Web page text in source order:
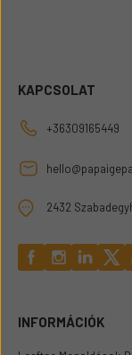
KAPCSOLAT
+36309165449
2432
INFORMÁCIÓK